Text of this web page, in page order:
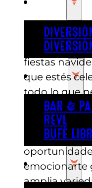
COMER
BAR &
REVL
BUFÉ
FIESTA
¡Austin’s es
fiestas
que estés
todo lo que
divertirte y
inolvidables
queridos.
emocionarte
amplia